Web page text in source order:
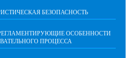
БЕЗОПАСНОСТЬ
ОСОБЕННОСТИ
ПРОЦЕССА